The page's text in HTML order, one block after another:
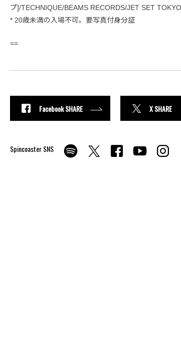
プ]/TECHNIQUE/BEAMS RECORDS/JET SET
* 20歳未満の入場不可。要写真付身分証
==
Facebook SHARE X SHARE
Spincoaster SNS